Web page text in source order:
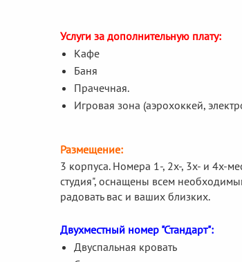
Услуги за дополнительную плату:
Кафе
Баня
Прачечная.
Игровая зона (аэрохоккей,
Размещение:
3 корпуса. Номера 1-, 2х-, 3х- и 4х-
студия", оснащены всем
радовать вас и ваших близких.
Двухместный номер "Стандарт":
Двуспальная кровать